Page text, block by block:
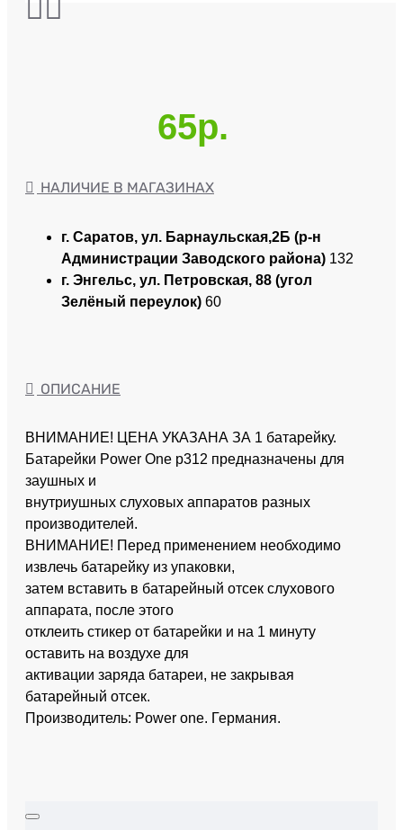
65р.
НАЛИЧИЕ В МАГАЗИНАХ
г. Саратов, ул. Барнаульская,2Б (р-н
Администрации Заводского района) 132
г. Энгельс, ул. Петровская, 88 (угол
Зелёный переулок) 60
ОПИСАНИЕ
ВНИМАНИЕ! ЦЕНА УКАЗАНА ЗА 1 батарейку.
Батарейки Power One p312 предназначены для
заушных и
внутриушных слуховых аппаратов разных
производителей.
ВНИМАНИЕ! Перед применением необходимо
извлечь батарейку из упаковки,
затем вставить в батарейный отсек слухового
аппарата, после этого
отклеить стикер от батарейки и на 1 минуту
оставить на воздухе для
активации заряда батареи, не закрывая
батарейный отсек.
Производитель: Power one. Германия.